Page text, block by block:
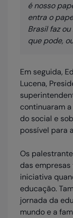
é nosso
entra o
Brasil faz
que pode,
Em seguida,
Lucena,
continuaram
do social e
possível para
Os
das
iniciativa
educação.
jornada da
mundo e a